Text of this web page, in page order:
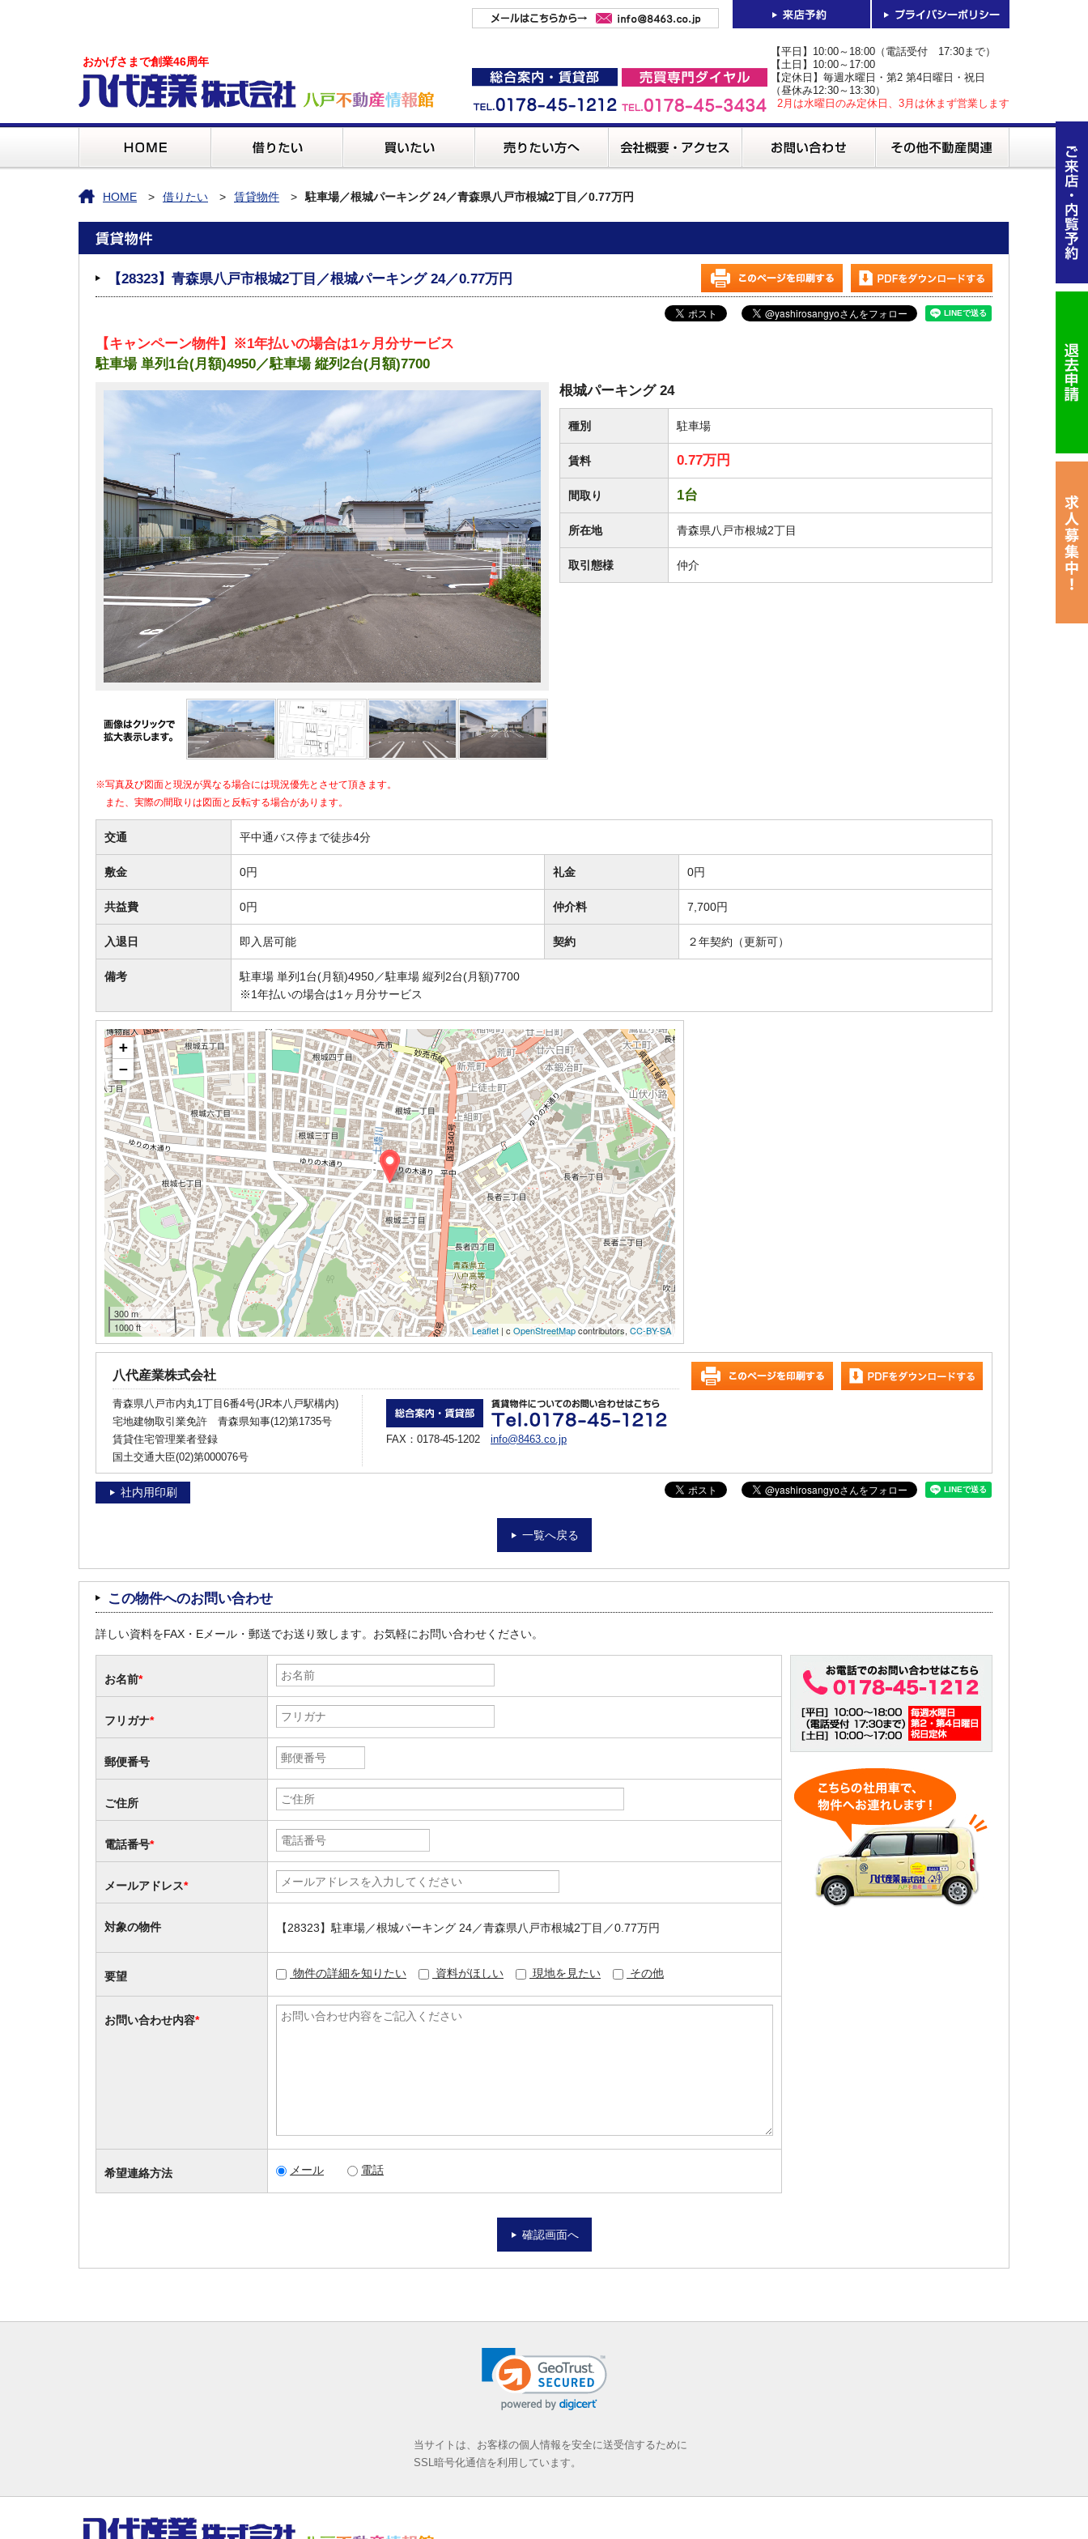
おかげさまで創業46周年
【平日】10:00～18:00（電話受付 17:30まで）
【土日】10:00～17:00
【定休日】毎週水曜日・第2 第4日曜日・祝日
（昼休み12:30～13:30）
2月は水曜日のみ定休日、3月は休まず営業します
HOME 借りたい 賃貸物件 駐車場／根城パーキング 24／青森県八戸市根城2丁目／0.77万円
【28323】青森県八戸市根城2丁目／根城パーキング 24／0.77万円
【キャンペーン物件】※1年払いの場合は1ヶ月分サービス
駐車場 単列1台(月額)4950／駐車場 縦列2台(月額)7700
※写真及び図面と現況が異なる場合には現況優先とさせて頂きます。
また、実際の間取りは図面と反転する場合があります。
根城パーキング 24
種別 駐車場
賃料 0.77万円
間取り 1台
所在地 青森県八戸市根城2丁目
取引態様 仲介
交通 平中通バス停まで徒歩4分
敷金 0円 礼金 0円
共益費 0円 仲介料 7,700円
入退日 即入居可能 契約 ２年契約（更新可）
備考
駐車場 単列1台(月額)4950／駐車場 縦列2台(月額)7700
※1年払いの場合は1ヶ月分サービス
+
−
300 m
1000 ft
Leaflet | c OpenStreetMapcontributors, CC-BY-SA
八代産業株式会社
青森県八戸市内丸1丁目6番4号(JR本八戸駅構内)
宅地建物取引業免許 青森県知事(12)第1735号
賃貸住宅管理業者登録
国土交通大臣(02)第000076号
FAX：0178-45-1202 info@8463.co.jp
社内用印刷
一覧へ戻る
この物件へのお問い合わせ
詳しい資料をFAX・Eメール・郵送でお送り致します。お気軽にお問い合わせください。
お名前*
フリガナ*
郵便番号
ご住所
電話番号*
メールアドレス*
対象の物件 【28323】駐車場／根城パーキング 24／青森県八戸市根城2丁目／0.77万円
要望 物件の詳細を知りたい 資料がほしい 現地を見たい その他
お問い合わせ内容*
希望連絡方法 メール 電話
確認画面へ
当サイトは、お客様の個人情報を安全に送受信するために
SSL暗号化通信を利用しています。